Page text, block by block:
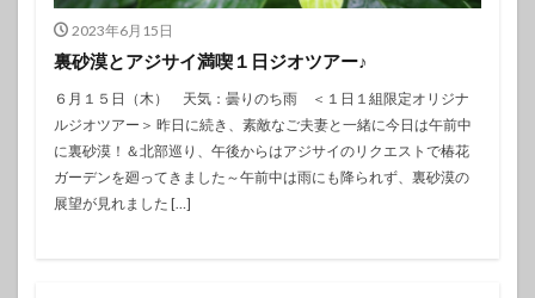
2023年6月15日
裏砂漠とアジサイ満喫１日ジオツアー♪
６月１５日（木） 天気：曇りのち雨 ＜１日１組限定オリジナ
ルジオツアー＞ 昨日に続き、素敵なご夫妻と一緒に今日は午前中
に裏砂漠！＆北部巡り、午後からはアジサイのリクエストで椿花
ガーデンを廻ってきました～午前中は雨にも降られず、裏砂漠の
展望が見れました […]